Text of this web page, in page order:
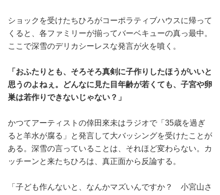
ショックを受けたちひろがコーポラティブハウスに帰って
くると、各ファミリーが揃ってバーベキューの真っ最中。
ここで深雪のデリカシーレスな発言が火を噴く。
「おふたりとも、そろそろ真剣に子作りしたほうがいいと
思うのよねぇ。どんなに見た目年齢が若くても、子宮や卵
巣は若作りできないじゃない？」
かつてアーティストの倖田來未はラジオで「35歳を過ぎ
ると羊水が腐る」と発言して大バッシングを受けたことが
ある。深雪の言っていることは、それほど変わらない。カ
ッチーンと来たちひろは、真正面から反論する。
「子ども作んないと、なんかマズいんですか？ 小宮山さ